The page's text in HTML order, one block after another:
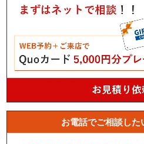
お電話でご相談した